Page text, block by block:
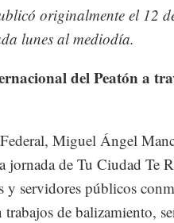
originalmente el 12
lunes al mediodía.
del Peatón a
Miguel Ángel
jornada de Tu Ciudad Te
y servidores públicos
de balizamiento,